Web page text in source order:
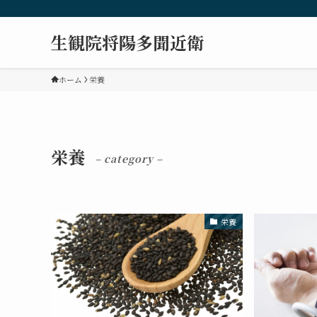
生観院将陽多聞近衛
ホーム 栄養
栄養 – category –
栄養